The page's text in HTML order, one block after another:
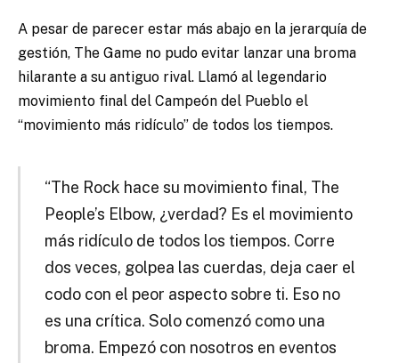
A pesar de parecer estar más abajo en la jerarquía de
gestión, The Game no pudo evitar lanzar una broma
hilarante a su antiguo rival. Llamó al legendario
movimiento final del Campeón del Pueblo el
“movimiento más ridículo” de todos los tiempos.
“The Rock hace su movimiento final, The
People’s Elbow, ¿verdad? Es el movimiento
más ridículo de todos los tiempos. Corre
dos veces, golpea las cuerdas, deja caer el
codo con el peor aspecto sobre ti. Eso no
es una crítica. Solo comenzó como una
broma. Empezó con nosotros en eventos